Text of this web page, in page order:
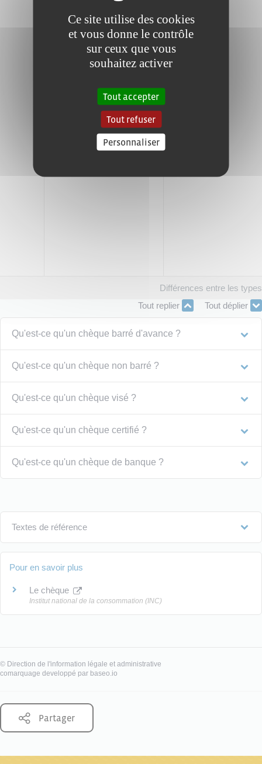
Différences entre les
Tout replier
Tout déplier
Qu'est-ce qu'un chèque barré d'avance ?
Qu'est-ce qu'un chèque non barré ?
Qu'est-ce qu'un chèque visé ?
Qu'est-ce qu'un chèque certifié ?
Qu'est-ce qu'un chèque de banque ?
Textes de référence
Pour en savoir plus
Le chèque
Institut national de la consommation (INC)
© Direction de l'information légale et administrative
comarquage developpé par baseo.io
Partager
Ce site utilise des cookies
et vous donne le contrôle
sur ceux que vous
souhaitez activer
Tout accepter
Tout refuser
Personnaliser